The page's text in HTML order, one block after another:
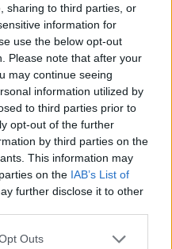
sharing to third parties, or
information for
use the below opt-out
Please note that after your
may continue seeing
information utilized by
to third parties prior to
opt-out of the further
by third parties on the
This information may
on the IAB’s List of
further disclose it to other
Outs
Péter tárcavezető
vár.
nem változnak, a
ugyanis elakadtak, így
milliárdokba kerül - írja a
A tárca jövő évtől
ezt 5%-kal
kompenzálása.